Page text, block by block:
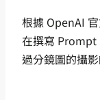
根據 OpenAI
在撰寫 Prompt
過分鏡圖的攝